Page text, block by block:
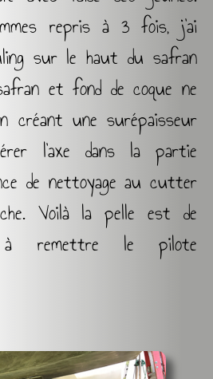
repris à 3 fois, j’ai
sur le haut du safran
et fond de coque ne
créant une surépaisseur
l’axe dans la partie
de nettoyage au cutter
Voilà la pelle est de
remettre le pilote